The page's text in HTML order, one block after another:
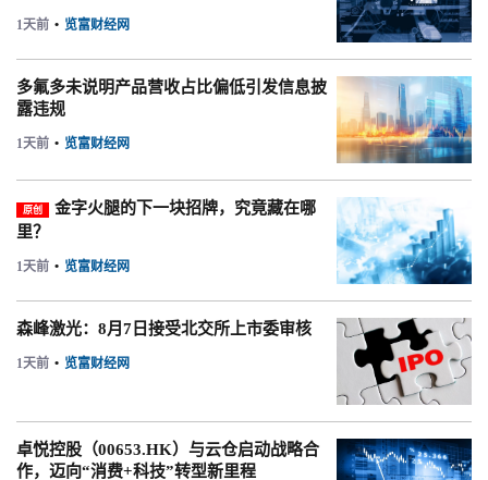
1天前 • 览富财经网
多氟多未说明产品营收占比偏低引发信息披
露违规
1天前 • 览富财经网
原创
金字火腿的下一块招牌，究竟藏在哪
里？
1天前 • 览富财经网
森峰激光：8月7日接受北交所上市委审核
1天前 • 览富财经网
卓悦控股（00653.HK）与云仓启动战略合
作，迈向“消费+科技”转型新里程